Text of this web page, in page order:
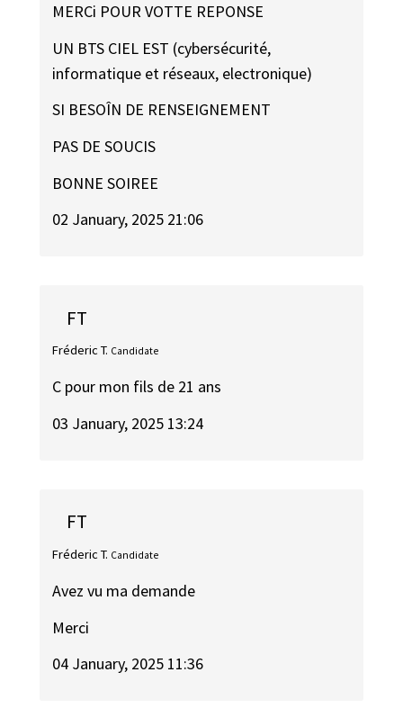
MERCi POUR VOTTE REPONSE
UN BTS CIEL EST (cybersécurité,
informatique et réseaux, electronique)
SI BESOÎN DE RENSEIGNEMENT
PAS DE SOUCIS
BONNE SOIREE
02 January, 2025 21:06
FT
Fréderic T. Candidate
C pour mon fils de 21 ans
03 January, 2025 13:24
FT
Fréderic T. Candidate
Avez vu ma demande
Merci
04 January, 2025 11:36